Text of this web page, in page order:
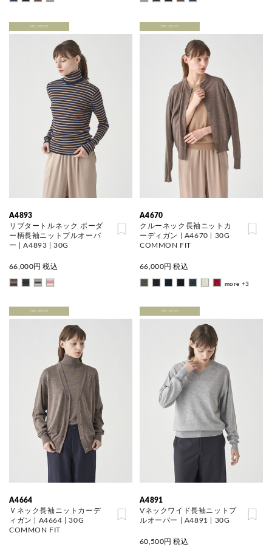
PRE ORDER
A4893
リブタートルネック ボーダ
ー柄長袖ニットプルオーバ
ー | A4893 | 30G
66,000円 税込
PRE ORDER
A4670
クルーネック長袖ニットカ
ーディガン | A4670 | 30G
COMMON FIT
66,000円 税込
more +3
PRE ORDER
A4664
Ｖネック長袖ニットカーデ
ィガン | A4664 | 30G
COMMON FIT
PRE ORDER
A4891
Vネックワイド長袖ニットプ
ルオーバー | A4891 | 30G
60,500円 税込